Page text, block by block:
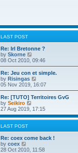
p
o
s
t
t
e
t
p
s
t
LAST POST
Re: Irl Bretonne ?
by Skorne
i
e
w
t
h
l
a
t
e
s
s
t
08 Oct 2010, 09:46
Re: Jeu con et simple.
by Risingas
i
e
w
h
l
t
e
t
05 Nov 2019, 16:07
Re: [TUTO] Territoires GvG
by Seikiro
i
e
w
h
e
a
27 Aug 2019, 17:15
LAST POST
Re: coex come back !
by coex
i
28 Oct 2010, 11:58